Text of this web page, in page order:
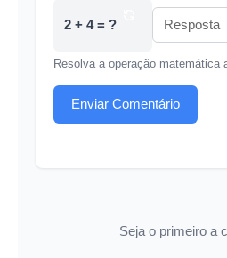
2 + 4 = ?
Resolva a operação matemática
Enviar Comentário
Seja o primeiro a